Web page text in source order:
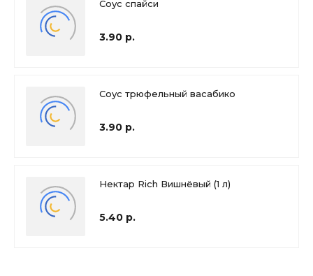
Соус спайси
3.90 р.
Соус трюфельный васабико
3.90 р.
Нектар Rich Вишнёвый (1 л)
5.40 р.